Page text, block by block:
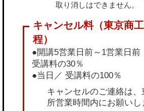
取り消しはできません。
●開講5営業日前～1営業日前
受講料の30％
●当日／ 受講料の100％
キャンセルのご連絡は
所営業時間内にお願いし